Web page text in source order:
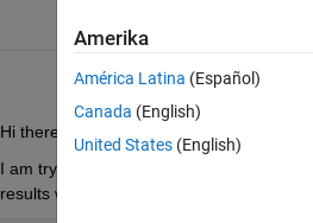
Hi there,
I am trying to perform simple iterations
results when using a for loop. My code
Amerika
América Latina (Español)
Canada (English)
United States (English)